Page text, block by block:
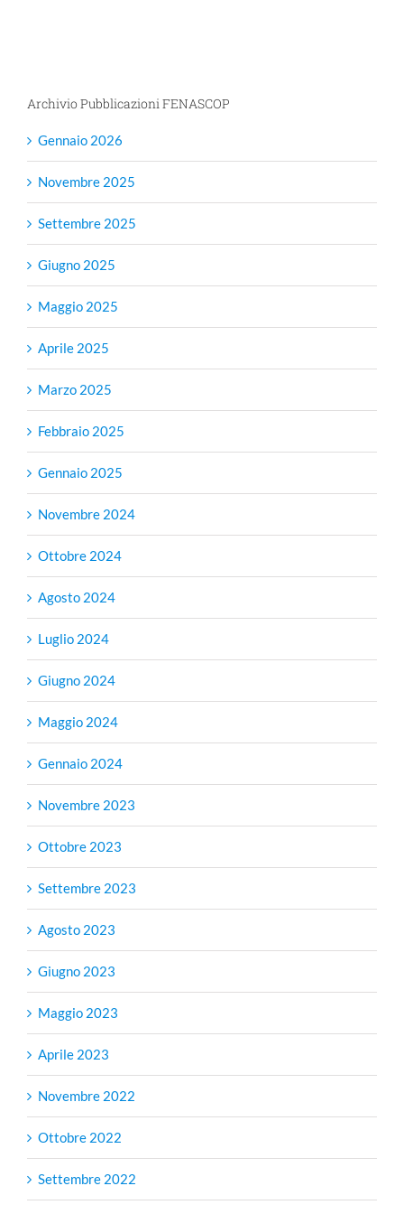
Archivio Pubblicazioni FENASCOP
Gennaio 2026
Novembre 2025
Settembre 2025
Giugno 2025
Maggio 2025
Aprile 2025
Marzo 2025
Febbraio 2025
Gennaio 2025
Novembre 2024
Ottobre 2024
Agosto 2024
Luglio 2024
Giugno 2024
Maggio 2024
Gennaio 2024
Novembre 2023
Ottobre 2023
Settembre 2023
Agosto 2023
Giugno 2023
Maggio 2023
Aprile 2023
Novembre 2022
Ottobre 2022
Settembre 2022